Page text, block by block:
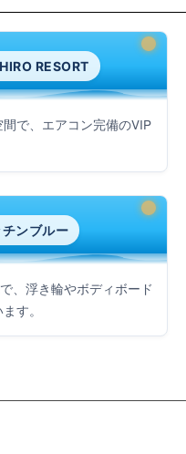
RESORT
で、エアコン完備のVIP
ンブルー
、浮き輪やボディボード
す。